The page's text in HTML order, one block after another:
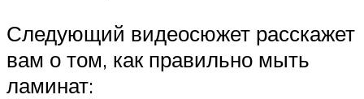
Следующий видеосюжет расскажет
вам о том, как правильно мыть
ламинат: